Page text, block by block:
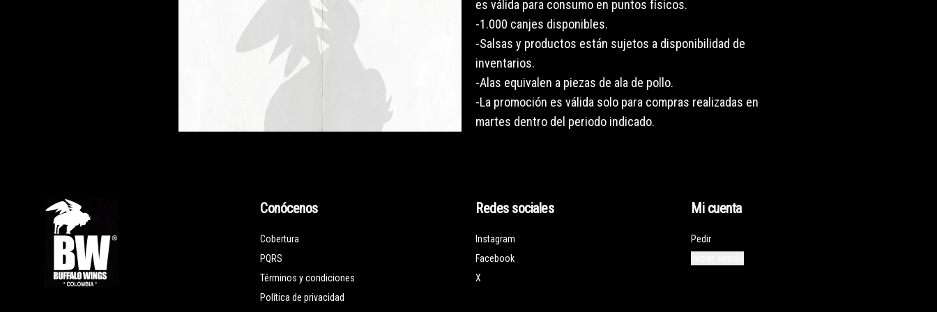
es válida para consumo en puntos físicos.
-1.000 canjes disponibles.
-Salsas y productos están sujetos a disponibilidad de
inventarios.
-Alas equivalen a piezas de ala de pollo.
-La promoción es válida solo para compras realizadas en
martes dentro del periodo indicado.
Conócenos
Cobertura
PQRS
Términos y condiciones
Política de privacidad
Redes sociales
Instagram
Facebook
X
Mi cuenta
Pedir